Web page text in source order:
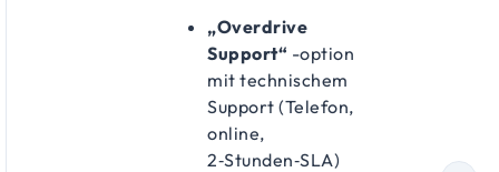
„Overdrive
Support“ -option
mit technischem
Support (Telefon,
online,
2‑Stunden‑SLA)